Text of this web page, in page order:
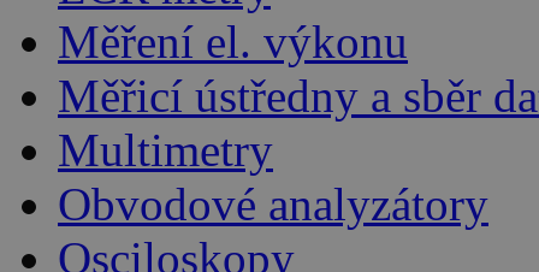
Měření el. výkonu
Měřicí ústředny a sběr
Multimetry
Obvodové analyzátory
Osciloskopy